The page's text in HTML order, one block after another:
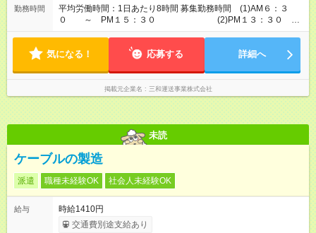
勤務時間
平均労働時間：1日あたり8時間 募集勤務時間 (1)AM６：３
０ ～ PM１５：３０ (2)PM１３：３０
～ PM２２：３０ シフト制／実働8時間 休憩１時間含む拘束
(1)AM６：３０ ～ PM１５：３０ (2)PM１
間含む拘束時間９時間
気になる！ 応募する 詳細へ
掲載元企業名 三和運送事業株式会社
未読
ケーブルの製造
派遣 職種未経験OK 社会人未経験OK
給与
時給1410円
交通費別途支給あり